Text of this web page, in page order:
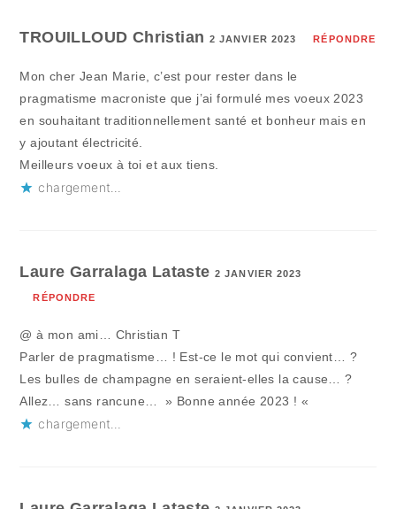
TROUILLOUD Christian 2 JANVIER 2023 RÉPONDRE
Mon cher Jean Marie, c’est pour rester dans le
pragmatisme macroniste que j’ai formulé mes voeux 2023
en souhaitant traditionnellement santé et bonheur mais en
y ajoutant électricité.
Meilleurs voeux à toi et aux tiens.
chargement…
Laure Garralaga Lataste2 JANVIER 2023
RÉPONDRE
@ à mon ami… Christian T
Parler de pragmatisme… ! Est-ce le mot qui convient… ?
Les bulles de champagne en seraient-elles la cause… ?
Allez… sans rancune… » Bonne année 2023 ! «
chargement…